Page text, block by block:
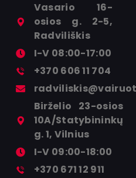
Vasario 16-
osios g. 2-5,
Radviliškis
I-V 08:00-17:00
+370 606 11 704
Birželio 23-osios
10A/Statybininkų
g. 1, Vilnius
I-V 09:00-18:00
+370 671 12 911